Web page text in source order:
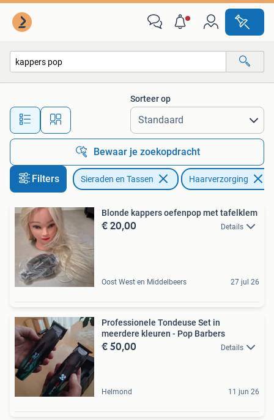
Alle afstanden…
Sorteer op
Bewaar je zoekopdracht
Filters Sieraden en Tassen Haarverzorging
Blonde kappers oefenpop met tafelklem
€ 20,00 Details
Oost West en Middelbeers 27 jul 26
Professionele Tondeuse Set in
meerdere kleuren - Pop Barbers
€ 50,00 Details
Helmond 11 jun 26